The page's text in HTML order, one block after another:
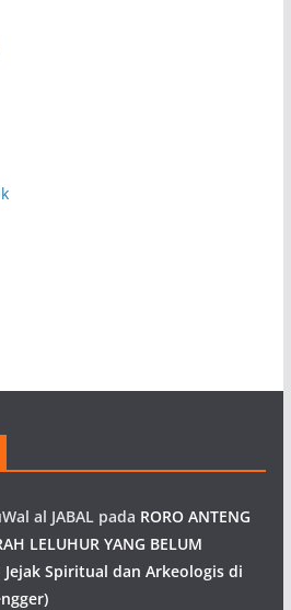
al JABAL pada RORO ANTENG
LELUHUR YANG BELUM
Jejak Spiritual dan Arkeologis di